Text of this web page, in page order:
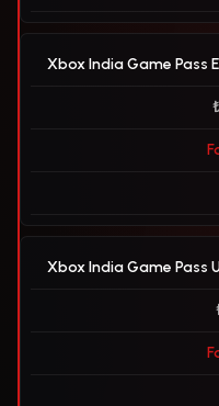
Xbox India Game Pass
Xbox India Game Pass